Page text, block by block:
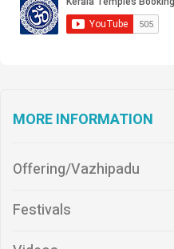
MORE INFORMATION
Offering/Vazhipadu
Festivals